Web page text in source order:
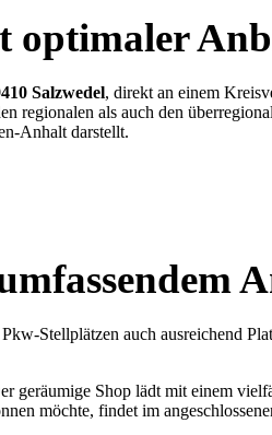
optimaler
Salzwedel, direkt an einem
regionalen als auch den
Anhalt darstellt.
Stellplätzen auch ausreichend
geräumige Shop lädt mit einem
möchte, findet im